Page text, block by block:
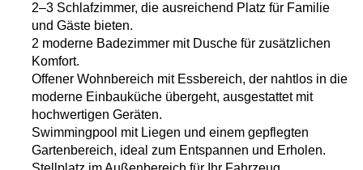
2–3 Schlafzimmer, die ausreichend Platz für Familie
und Gäste bieten.
2 moderne Badezimmer mit Dusche für zusätzlichen
Komfort.
Offener Wohnbereich mit Essbereich, der nahtlos in die
moderne Einbauküche übergeht, ausgestattet mit
hochwertigen Geräten.
Swimmingpool mit Liegen und einem gepflegten
Gartenbereich, ideal zum Entspannen und Erholen.